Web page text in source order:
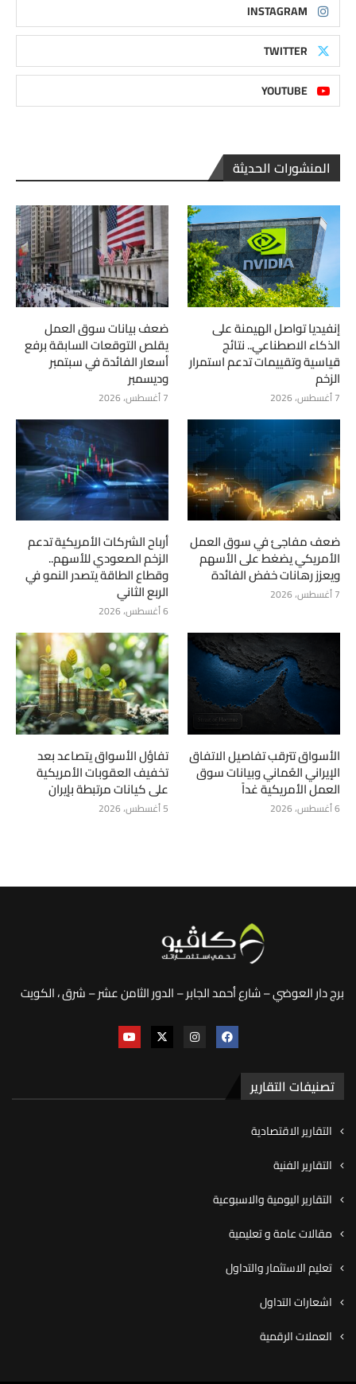
INSTAGRAM
TWITTER
YOUTUBE
المنشورات الحديثة
إنفيديا تواصل الهيمنة على
الذكاء الاصطناعي.. نتائج
قياسية وتقييمات تدعم استمرار
الزخم
7 أغسطس، 2026
ضعف بيانات سوق العمل
يقلص التوقعات السابقة برفع
أسعار الفائدة في سبتمبر
وديسمبر
7 أغسطس، 2026
ضعف مفاجئ في سوق العمل
الأمريكي يضغط على الأسهم
ويعزز رهانات خفض الفائدة
7 أغسطس، 2026
أرباح الشركات الأمريكية تدعم
الزخم الصعودي للأسهم..
وقطاع الطاقة يتصدر النمو في
الربع الثاني
6 أغسطس، 2026
الأسواق تترقب تفاصيل الاتفاق
الإيراني العُماني وبيانات سوق
العمل الأمريكية غداً
6 أغسطس، 2026
تفاؤل الأسواق يتصاعد بعد
تخفيف العقوبات الأمريكية
على كيانات مرتبطة بإيران
5 أغسطس، 2026
برج دار العوضي – شارع أحمد الجابر – الدور الثامن عشر – شرق ، الكويت
تصنيفات التقارير
التقارير الاقتصادية
التقارير الفنية
التقارير اليومية والاسبوعية
مقالات عامة و تعليمية
تعليم الاستثمار والتداول
اشعارات التداول
العملات الرقمية